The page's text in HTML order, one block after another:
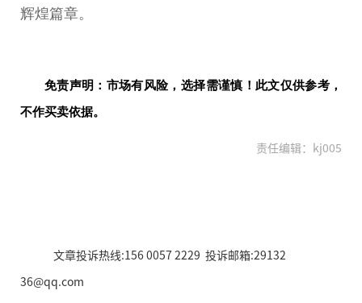
辉煌篇章。
免责声明：市场有风险，选择需谨慎！此文仅供参考，
不作买卖依据。
责任编辑：kj005
文章投诉热线:156 0057 2229 投诉邮箱:29132
36@qq.com